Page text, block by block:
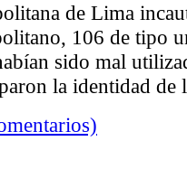
de Lima
106 de tipo
sido mal
la identidad de